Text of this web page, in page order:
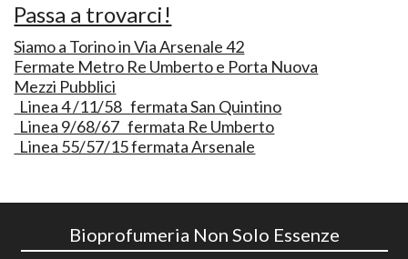
Passa a trovarci!
Siamo a Torino in Via Arsenale 42
Fermate Metro Re Umberto e Porta Nuova
Mezzi Pubblici
Linea 4 /11/58 fermata San Quintino
Linea 9/68/67 fermata Re Umberto
Linea 55/57/15 fermata Arsenale
Bioprofumeria Non Solo Essenze